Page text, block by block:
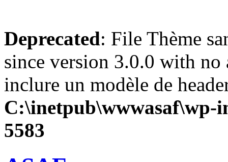
Deprecated: File Thème
since version 3.0.0 with
inclure un modèle de
C:\inetpub\wwwasaf\wp-
5583